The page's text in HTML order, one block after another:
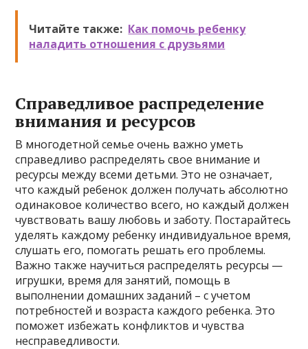
Читайте также: Как помочь ребенку
наладить отношения с друзьями
Справедливое распределение
внимания и ресурсов
В многодетной семье очень важно уметь
справедливо распределять свое внимание и
ресурсы между всеми детьми. Это не означает,
что каждый ребенок должен получать абсолютно
одинаковое количество всего, но каждый должен
чувствовать вашу любовь и заботу. Постарайтесь
уделять каждому ребенку индивидуальное время,
слушать его, помогать решать его проблемы.
Важно также научиться распределять ресурсы —
игрушки, время для занятий, помощь в
выполнении домашних заданий – с учетом
потребностей и возраста каждого ребенка. Это
поможет избежать конфликтов и чувства
несправедливости.